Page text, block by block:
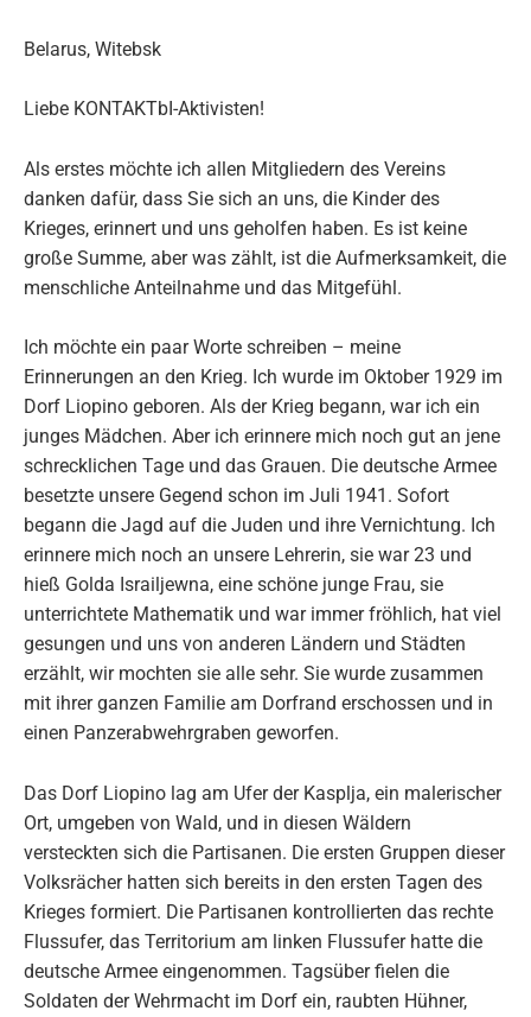
Belarus, Witebsk
Liebe KONTAKTbI-Aktivisten!
Als erstes möchte ich allen Mitgliedern des Vereins
danken dafür, dass Sie sich an uns, die Kinder des
Krieges, erinnert und uns geholfen haben. Es ist keine
große Summe, aber was zählt, ist die Aufmerksamkeit, die
menschliche Anteilnahme und das Mitgefühl.
Ich möchte ein paar Worte schreiben – meine
Erinnerungen an den Krieg. Ich wurde im Oktober 1929 im
Dorf Liopino geboren. Als der Krieg begann, war ich ein
junges Mädchen. Aber ich erinnere mich noch gut an jene
schrecklichen Tage und das Grauen. Die deutsche Armee
besetzte unsere Gegend schon im Juli 1941. Sofort
begann die Jagd auf die Juden und ihre Vernichtung. Ich
erinnere mich noch an unsere Lehrerin, sie war 23 und
hieß Golda Israiljewna, eine schöne junge Frau, sie
unterrichtete Mathematik und war immer fröhlich, hat viel
gesungen und uns von anderen Ländern und Städten
erzählt, wir mochten sie alle sehr. Sie wurde zusammen
mit ihrer ganzen Familie am Dorfrand erschossen und in
einen Panzerabwehrgraben geworfen.
Das Dorf Liopino lag am Ufer der Kasplja, ein malerischer
Ort, umgeben von Wald, und in diesen Wäldern
versteckten sich die Partisanen. Die ersten Gruppen dieser
Volksrächer hatten sich bereits in den ersten Tagen des
Krieges formiert. Die Partisanen kontrollierten das rechte
Flussufer, das Territorium am linken Flussufer hatte die
deutsche Armee eingenommen. Tagsüber fielen die
Soldaten der Wehrmacht im Dorf ein, raubten Hühner,